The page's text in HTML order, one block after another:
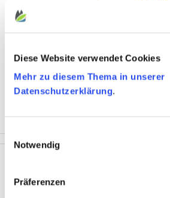
Diese Website verwendet Cookies
Mehr zu diesem Thema in unserer
Datenschutzerklärung.
Einwilligungsauswahl
Notwendig
Präferenzen
Malmedy-St.
Tel.: +32 (0)87 / 55